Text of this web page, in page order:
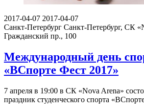
2017-04-07 2017-04-07
Санкт-Петербург Санкт-Петербург, СК
Гражданский пр., 100
Международный день
«ВСпорте Фест 2017»
7 апреля в 19:00 в СК «Nova Arena»
праздник студенческого спорта